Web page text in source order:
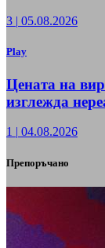
3 | 05.08.2026
Play
Цената на
изглежда
1 | 04.08.2026
Препоръчано